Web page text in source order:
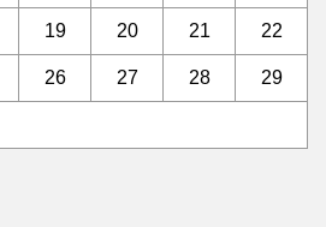
19 20 21 22
26 27 28 29